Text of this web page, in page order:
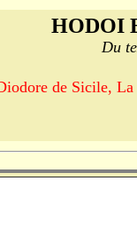
HODOI
Du
de Sicile,